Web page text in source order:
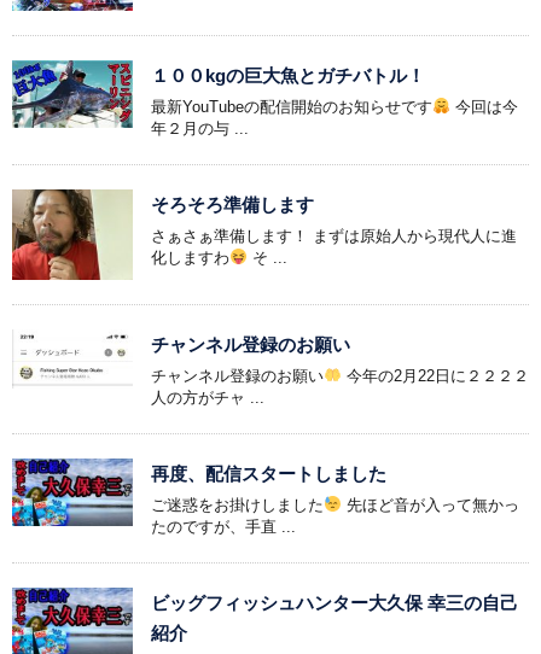
１００kgの巨大魚とガチバトル！
最新YouTubeの配信開始のお知らせです
今回は今
年２月の与 ...
そろそろ準備します
さぁさぁ準備します！ まずは原始人から現代人に進
化しますわ
そ ...
チャンネル登録のお願い
チャンネル登録のお願い
今年の2月22日に２２２２
人の方がチャ ...
再度、配信スタートしました
ご迷惑をお掛けしました
先ほど音が入って無かっ
たのですが、手直 ...
ビッグフィッシュハンター大久保 幸三の自己
紹介